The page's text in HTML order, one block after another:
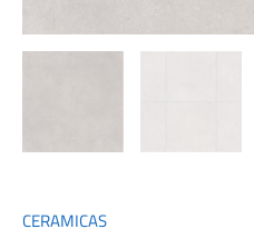
CERAMICAS